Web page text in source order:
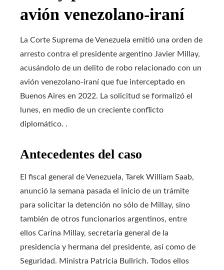
avión venezolano-iraní
La Corte Suprema de Venezuela emitió una orden de
arresto contra el presidente argentino Javier Millay,
acusándolo de un delito de robo relacionado con un
avión venezolano-iraní que fue interceptado en
Buenos Aires en 2022. La solicitud se formalizó el
lunes, en medio de un creciente conflicto
diplomático. .
Antecedentes del caso
El fiscal general de Venezuela, Tarek William Saab,
anunció la semana pasada el inicio de un trámite
para solicitar la detención no sólo de Millay, sino
también de otros funcionarios argentinos, entre
ellos Carina Millay, secretaria general de la
presidencia y hermana del presidente, así como de
Seguridad. Ministra Patricia Bullrich. Todos ellos